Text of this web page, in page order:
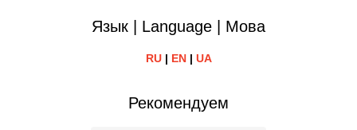
Язык | Language | Мова
RU| EN| UA
Рекомендуем